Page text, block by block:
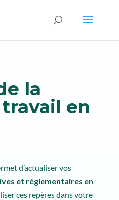
la
en
d’actualiser vos
et réglementaires en
ces repères dans votre